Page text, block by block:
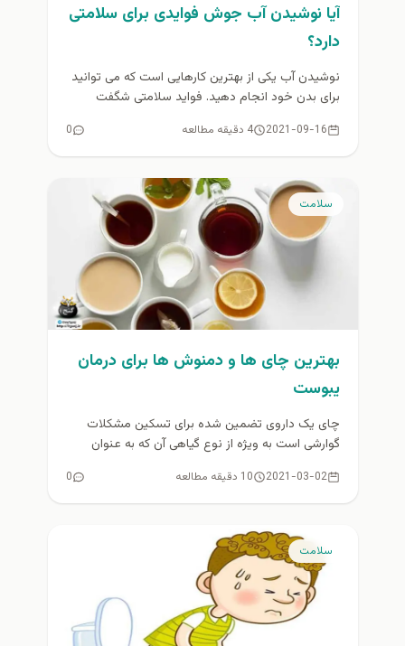
آیا نوشیدن آب جوش فوایدی برای سلامتی
دارد؟
نوشیدن آب یکی از بهترین کارهایی است که می توانید
برای بدن خود انجام دهید. فواید سلامتی شگفت
2021-09-16 4 دقیقه مطالعه 0
سلامت
بهترین چای ها و دمنوش ها برای درمان
یبوست
چای یک داروی تضمین شده برای تسکین مشکلات
گوارشی است به ویژه از نوع گیاهی آن که به عنوان
2021-03-02 10 دقیقه مطالعه 0
سلامت